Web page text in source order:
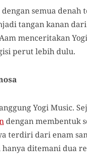
semua
tangan kanan
menceritakan
perut lebih dulu.
Yogi Music.
dengan membentuk
terdiri dari enam
ditemani dua